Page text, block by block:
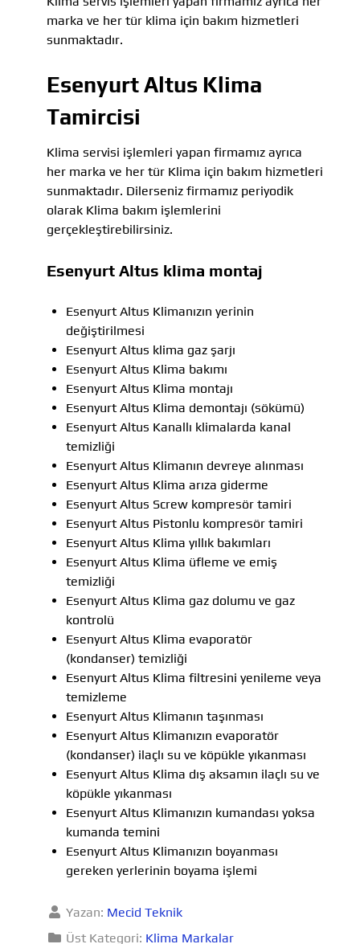
marka ve her tür klima için bakım hizmetleri
sunmaktadır.
Esenyurt Altus Klima
Tamircisi
Klima servisi işlemleri yapan firmamız ayrıca
her marka ve her tür Klima için bakım hizmetleri
sunmaktadır. Dilerseniz firmamız periyodik
olarak Klima bakım işlemlerini
gerçekleştirebilirsiniz.
Esenyurt Altus klima montaj
Esenyurt Altus Klimanızın yerinin
değiştirilmesi
Esenyurt Altus klima gaz şarjı
Esenyurt Altus Klima bakımı
Esenyurt Altus Klima montajı
Esenyurt Altus Klima demontajı (sökümü)
Esenyurt Altus Kanallı klimalarda kanal
temizliği
Esenyurt Altus Klimanın devreye alınması
Esenyurt Altus Klima arıza giderme
Esenyurt Altus Screw kompresör tamiri
Esenyurt Altus Pistonlu kompresör tamiri
Esenyurt Altus Klima yıllık bakımları
Esenyurt Altus Klima üfleme ve emiş
temizliği
Esenyurt Altus Klima gaz dolumu ve gaz
kontrolü
Esenyurt Altus Klima evaporatör
(kondanser) temizliği
Esenyurt Altus Klima filtresini yenileme veya
temizleme
Esenyurt Altus Klimanın taşınması
Esenyurt Altus Klimanızın evaporatör
(kondanser) ilaçlı su ve köpükle yıkanması
Esenyurt Altus Klima dış aksamın ilaçlı su ve
köpükle yıkanması
Esenyurt Altus Klimanızın kumandası yoksa
kumanda temini
Esenyurt Altus Klimanızın boyanması
gereken yerlerinin boyama işlemi
Yazan: Mecid Teknik
Üst Kategori: Klima Markalar